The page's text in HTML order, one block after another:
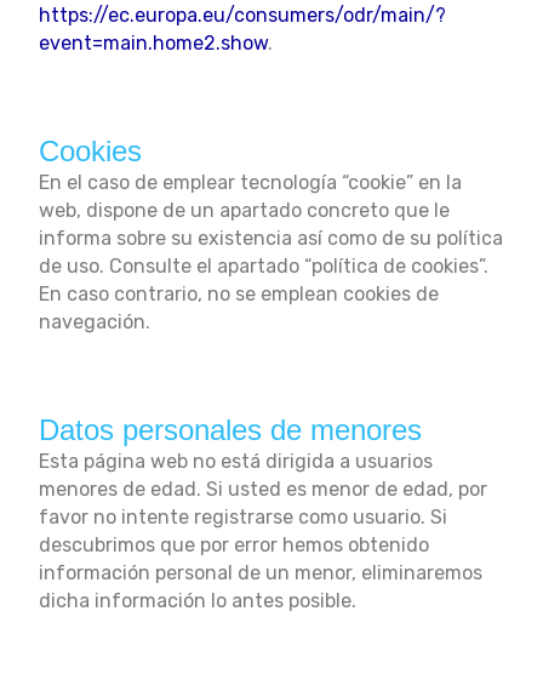
https://ec.europa.eu/consumers/odr/main/?
event=main.home2.show.
Cookies
En el caso de emplear tecnología “cookie” en la
web, dispone de un apartado concreto que le
informa sobre su existencia así como de su política
de uso. Consulte el apartado “política de cookies”.
En caso contrario, no se emplean cookies de
navegación.
Datos personales de menores
Esta página web no está dirigida a usuarios
menores de edad. Si usted es menor de edad, por
favor no intente registrarse como usuario. Si
descubrimos que por error hemos obtenido
información personal de un menor, eliminaremos
dicha información lo antes posible.